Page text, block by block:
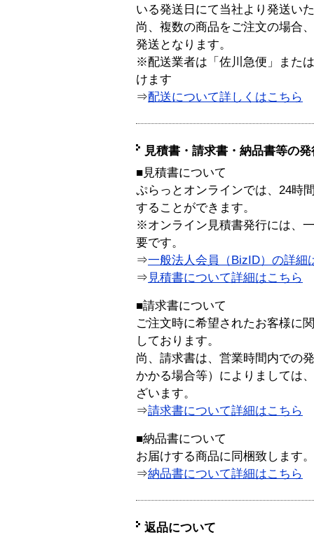
いる発送日にて当社より発送い
尚、複数の商品をご注文の場合
発送となります。
※配送業者は「佐川急便」また
けます
⇒配送について詳しくはこちら
見積書・請求書・納品書等の
■見積書について
ぷらっとオンラインでは、24時
することができます。
※オンライン見積書発行には、
要です。
⇒一般法人会員（BizID）の詳細
⇒ 見積書について詳細はこちら
■請求書について
ご注文時に希望されたお客様に
しております。
尚、請求書は、営業時間内での
かかる場合等）によりましては
ざいます。
⇒請求書について詳細はこちら
■納品書について
お届けする商品に同梱致します。
⇒納品書について詳細はこちら
返品について